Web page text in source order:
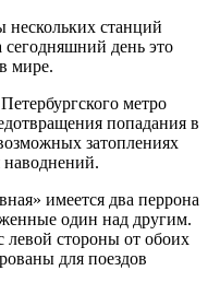
нескольких станций
день это
мире.
метро
попадания в
затоплениях
имеется два перрона
один над другим.
левой стороны от обоих
для поездов